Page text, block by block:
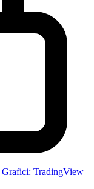
Grafici: TradingView